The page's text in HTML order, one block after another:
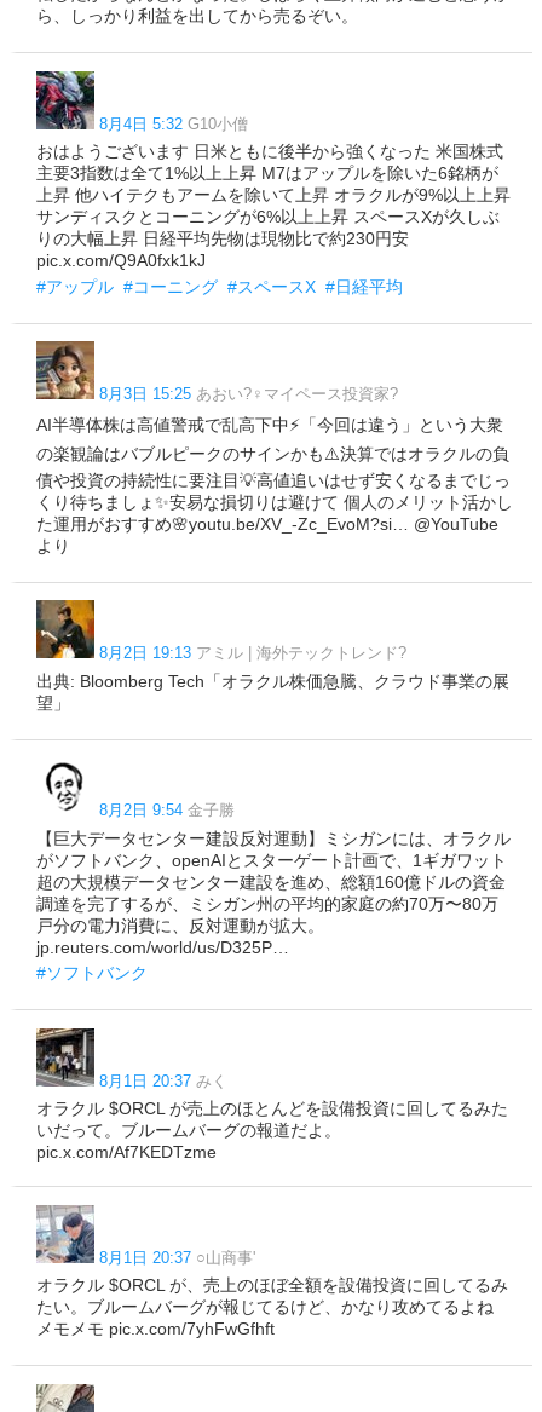
ら、しっかり利益を出してから売るぞい。
8月4日 5:32 G10小僧
おはようございます 日米ともに後半から強くなった 米国株式
主要3指数は全て1%以上上昇 M7はアップルを除いた6銘柄が
上昇 他ハイテクもアームを除いて上昇 オラクルが9%以上上昇
サンディスクとコーニングが6%以上上昇 スペースXが久しぶ
りの大幅上昇 日経平均先物は現物比で約230円安
pic.x.com/Q9A0fxk1kJ
#アップル #コーニング #スペースX #日経平均
8月3日 15:25 あおい?‍♀️マイペース投資家?
AI半導体株は高値警戒で乱高下中⚡️「今回は違う」という大衆
の楽観論はバブルピークのサインかも⚠️決算ではオラクルの負
債や投資の持続性に要注目💡高値追いはせず安くなるまでじっ
くり待ちましょ✨安易な損切りは避けて 個人のメリット活かし
た運用がおすすめ🌸youtu.be/XV_-Zc_EvoM?si… @YouTube
より
8月2日 19:13 アミル | 海外テックトレンド?
出典: Bloomberg Tech「オラクル株価急騰、クラウド事業の展
望」
8月2日 9:54 金子勝
【巨大データセンター建設反対運動】ミシガンには、オラクル
がソフトバンク、openAIとスターゲート計画で、1ギガワット
超の大規模データセンター建設を進め、総額160億ドルの資金
調達を完了するが、ミシガン州の平均的家庭の約70万〜80万
戸分の電力消費に、反対運動が拡大。
jp.reuters.com/world/us/D325P…
#ソフトバンク
8月1日 20:37 みく
オラクル $ORCL が売上のほとんどを設備投資に回してるみた
いだって。ブルームバーグの報道だよ。
pic.x.com/Af7KEDTzme
8月1日 20:37 ○山商事'
オラクル $ORCL が、売上のほぼ全額を設備投資に回してるみ
たい。ブルームバーグが報じてるけど、かなり攻めてるよね
メモメモ pic.x.com/7yhFwGfhft